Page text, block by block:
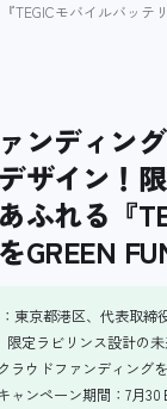
TEGICモバイルバッテ
ンディン
ザイン！
ふれる『
GREEN
東京都港区、代表取締
限定ラビリンス設計の
ラウドファンディング
ャンペーン期間：7月30